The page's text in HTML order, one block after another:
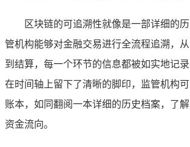
区块链的可追溯性就像是一部详细的
管机构能够对金融交易进行全流程追溯，
到结算，每一个环节的信息都被如实地记
在时间轴上留下了清晰的脚印，监管机构
账本，如同翻阅一本详细的历史档案，了
资金流向。